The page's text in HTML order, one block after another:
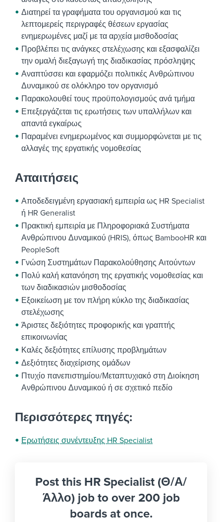
Διατηρεί τα γραφήματα του οργανισμού και τις
λεπτομερείς περιγραφές θέσεων εργασίας
ενημερωμένες μαζί με τα αρχεία μισθοδοσίας
Προβλέπει τις ανάγκες στελέχωσης και εξασφαλίζει
την ομαλή διεξαγωγή της διαδικασίας πρόσληψης
Αναπτύσσει και εφαρμόζει πολιτικές Ανθρώπινου
Δυναμικού σε ολόκληρο τον οργανισμό
Παρακολουθεί τους προϋπολογισμούς ανά τμήμα
Επεξεργάζεται τις ερωτήσεις των υπαλλήλων και
απαντά εγκαίρως
Παραμένει ενημερωμένος και συμμορφώνεται με τις
αλλαγές της εργατικής νομοθεσίας
Απαιτήσεις
Αποδεδειγμένη εργασιακή εμπειρία ως HR Specialist
ή HR Generalist
Πρακτική εμπειρία με Πληροφοριακά Συστήματα
Ανθρώπινου Δυναμικού (HRIS), όπως BambooHR και
PeopleSoft
Γνώση Συστημάτων Παρακολούθησης Αιτούντων
Πολύ καλή κατανόηση της εργατικής νομοθεσίας και
των διαδικασιών μισθοδοσίας
Εξοικείωση με τον πλήρη κύκλο της διαδικασίας
στελέχωσης
Άριστες δεξιότητες προφορικής και γραπτής
επικοινωνίας
Καλές δεξιότητες επίλυσης προβλημάτων
Δεξιότητες διαχείρισης ομάδων
Πτυχίο πανεπιστημίου/Μεταπτυχιακό στη Διοίκηση
Ανθρώπινου Δυναμικού ή σε σχετικό πεδίο
Περισσότερες πηγές:
Ερωτήσεις συνέντευξης HR Specialist
Post this HR Specialist (Θ/Α/
Άλλο) job to over 200 job
boards at once.